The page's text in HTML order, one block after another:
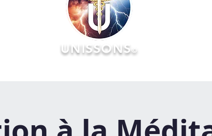
UNISSONS©